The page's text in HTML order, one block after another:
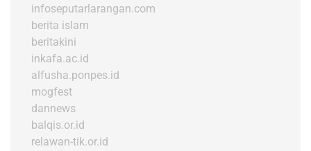
infoseputarlarangan.com
berita islam
beritakini
inkafa.ac.id
alfusha.ponpes.id
mogfest
dannews
balqis.or.id
relawan-tik.or.id